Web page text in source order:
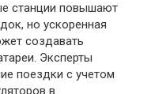
станции повышают
но ускоренная
создавать
Эксперты
поездки с учетом
в